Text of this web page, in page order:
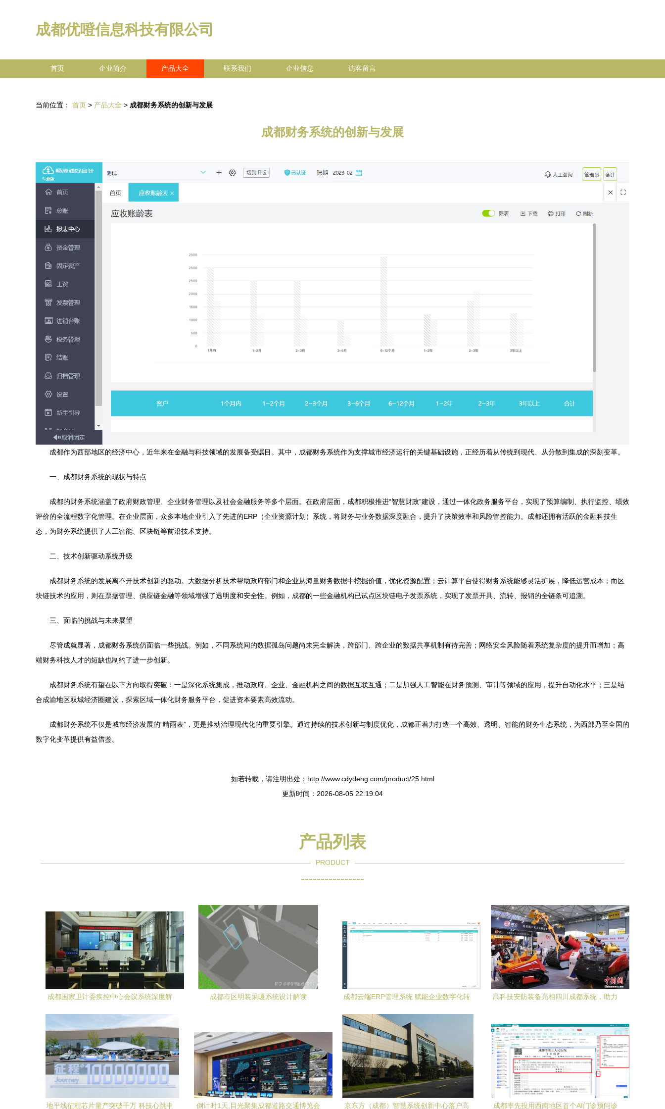
成都优噔信息科技有限公司
首页 企业简介 产品大全 联系我们 企业信息 访客留言
当前位置： 首页 > 产品大全 > 成都财务系统的创新与发展
成都财务系统的创新与发展
成都作为西部地区的经济中心，近年来在金融与科技领域的发展备受瞩目。其中，成都财务系统作为支撑城市经济运行的关键基础设施，正经历着从传统到现代、从分散到集成的深刻变革。
一、成都财务系统的现状与特点
成都的财务系统涵盖了政府财政管理、企业财务管理以及社会金融服务等多个层面。在政府层面，成都积极推进“智慧财政”建设，通过一体化政务服务平台，实现了预算编制、执行监控、绩效
评价的全流程数字化管理。在企业层面，众多本地企业引入了先进的ERP（企业资源计划）系统，将财务与业务数据深度融合，提升了决策效率和风险管控能力。成都还拥有活跃的金融科技生
态，为财务系统提供了人工智能、区块链等前沿技术支持。
二、技术创新驱动系统升级
成都财务系统的发展离不开技术创新的驱动。大数据分析技术帮助政府部门和企业从海量财务数据中挖掘价值，优化资源配置；云计算平台使得财务系统能够灵活扩展，降低运营成本；而区
块链技术的应用，则在票据管理、供应链金融等领域增强了透明度和安全性。例如，成都的一些金融机构已试点区块链电子发票系统，实现了发票开具、流转、报销的全链条可追溯。
三、面临的挑战与未来展望
尽管成就显著，成都财务系统仍面临一些挑战。例如，不同系统间的数据孤岛问题尚未完全解决，跨部门、跨企业的数据共享机制有待完善；网络安全风险随着系统复杂度的提升而增加；高
端财务科技人才的短缺也制约了进一步创新。
成都财务系统有望在以下方向取得突破：一是深化系统集成，推动政府、企业、金融机构之间的数据互联互通；二是加强人工智能在财务预测、审计等领域的应用，提升自动化水平；三是结
合成渝地区双城经济圈建设，探索区域一体化财务服务平台，促进资本要素高效流动。
成都财务系统不仅是城市经济发展的“晴雨表”，更是推动治理现代化的重要引擎。通过持续的技术创新与制度优化，成都正着力打造一个高效、透明、智能的财务生态系统，为西部乃至全国的
数字化变革提供有益借鉴。
如若转载，请注明出处：http://www.cdydeng.com/product/25.html
更新时间：2026-08-05 22:19:04
产品列表
PRODUCT
----------------
成都国家卫计委疾控中心会议系统深度解
成都市区明装采暖系统设计解读
成都云端ERP管理系统 赋能企业数字化转
高科技安防装备亮相四川成都系统，助力
地平线征程芯片量产突破千万 科技心跳中
倒计时1天,目光聚集成都道路交通博览会
京东方（成都）智慧系统创新中心落户高
成都率先投用西南地区首个AI门诊预问诊